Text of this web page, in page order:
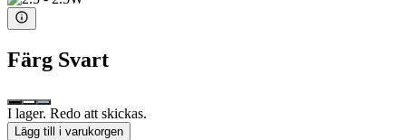
Färg Svart
I lager. Redo att skickas.
Lägg till i varukorgen